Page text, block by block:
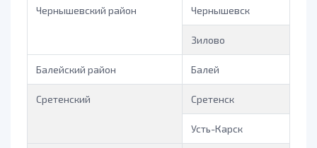
Чернышевский район Чернышевск
Зилово
Балейский район Балей
Сретенский Сретенск
Усть-Карск